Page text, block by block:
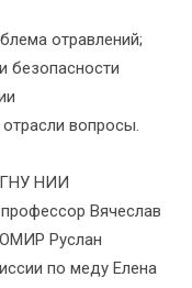
отравлений;
безопасности
вопросы.
ГНУ НИИ
Вячеслав
Руслан
по меду Елена